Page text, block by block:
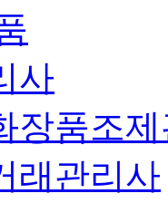
사
장품조
래관리사